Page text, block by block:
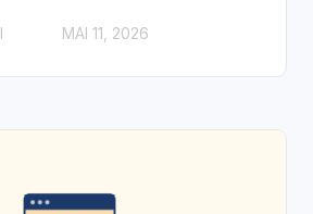
MAI 11, 2026